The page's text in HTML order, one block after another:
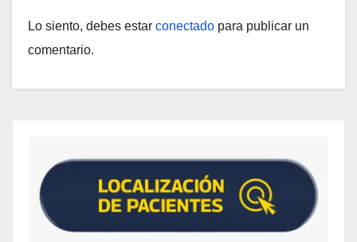
Lo siento, debes estar conectado para publicar un
comentario.